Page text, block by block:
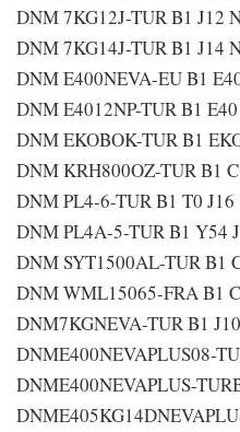
DNM 7KG12J-TUR B1 J12
DNM 7KG14J-TUR B1 J14
DNM E400NEVA-EU B1
DNM E4012NP-TUR B1
DNM EKOBOK-TUR B1
DNM KRH800OZ-TUR B1
DNM PL4-6-TUR B1 T0 J16
DNM PL4A-5-TUR B1 Y54
DNM SYT1500AL-TUR B1
DNM WML15065-FRA B1
DNM7KGNEVA-TUR B1
DNME400NEVAPLUS08-
DNME400NEVAPLUS-